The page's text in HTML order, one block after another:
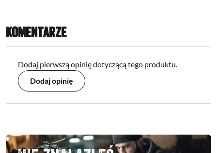
Komentarze
Dodaj pierwszą opinię dotyczącą tego produktu.
Dodaj opinię